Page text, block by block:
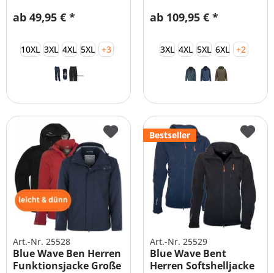
ab 49,95 € *
10XL 3XL 4XL 5XL +3
ab 109,95 € *
3XL 4XL 5XL 6XL +2
Art.-Nr. 25528
Blue Wave Ben Herren
Funktionsjacke Große
Bestseller
Art.-Nr. 25529
Blue Wave Bent
Herren Softshelljacke